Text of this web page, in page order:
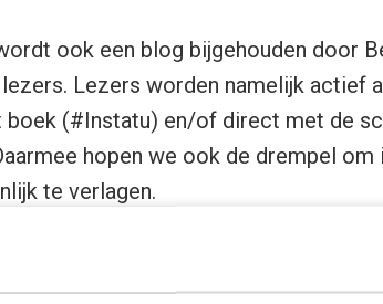
ook een blog bijgehouden door
Lezers worden namelijk actief
boek (#Instatu) en/of direct met de
hopen we ook de drempel
te verlagen.
is natuurlijk ook beschikbaar als
natuurlijk direct aanklikbaar zijn